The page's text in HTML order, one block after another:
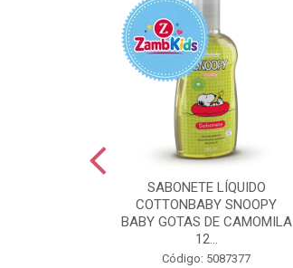
SABONETE LÍQUIDO
COTTONBABY SNOOPY
BABY GOTAS DE CAMOMILA
12...
Código: 5087377